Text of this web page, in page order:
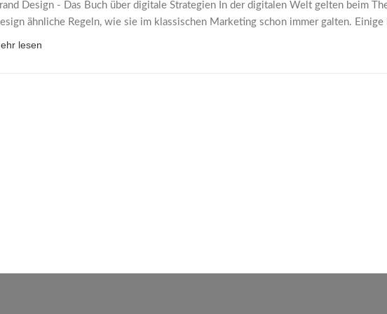
Design - Das Buch über digitale Strategien In der digitalen Welt gelten beim
ähnliche Regeln, wie sie im klassischen Marketing schon immer galten.
lesen